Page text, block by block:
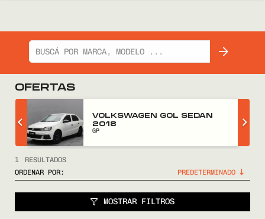
OFERTAS
VOLKSWAGEN GOL SEDAN
2018
GP
1
RESULTADOS
ORDENAR POR:
MOSTRAR FILTROS